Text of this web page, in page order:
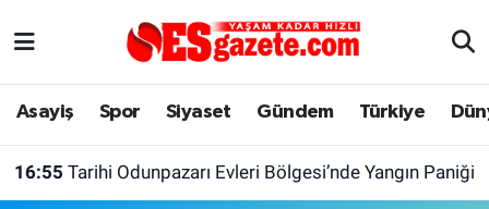
Asayiş Spor Siyaset Gündem Türkiye
16:55 Tarihi Odunpazarı Evleri Bölgesi’nde Yangın Paniği
Asayiş
Yaşam
Eskişehir Nöbetçi Eczaneler